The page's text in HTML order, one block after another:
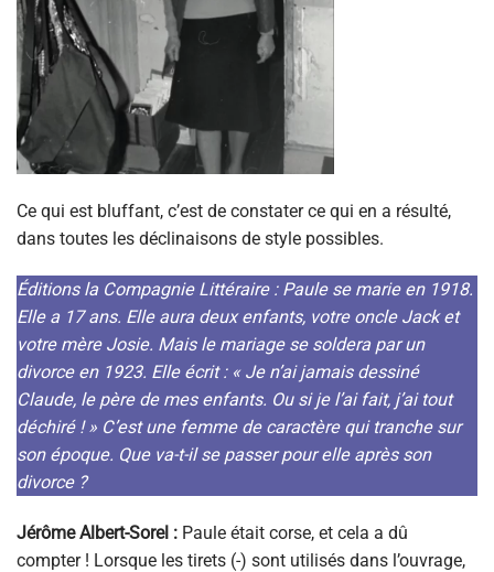
Ce qui est bluffant, c’est de constater ce qui en a résulté,
dans toutes les déclinaisons de style possibles.
Éditions la Compagnie Littéraire : Paule se marie en 1918.
Elle a 17 ans. Elle aura deux enfants, votre oncle Jack et
votre mère Josie. Mais le mariage se soldera par un
divorce en 1923. Elle écrit : « Je n’ai jamais dessiné
Claude, le père de mes enfants. Ou si je l’ai fait, j’ai tout
déchiré ! » C’est une femme de caractère qui tranche sur
son époque. Que va-t-il se passer pour elle après son
divorce ?
Jérôme Albert-Sorel : Paule était corse, et cela a dû
compter ! Lorsque les tirets (-) sont utilisés dans l’ouvrage,